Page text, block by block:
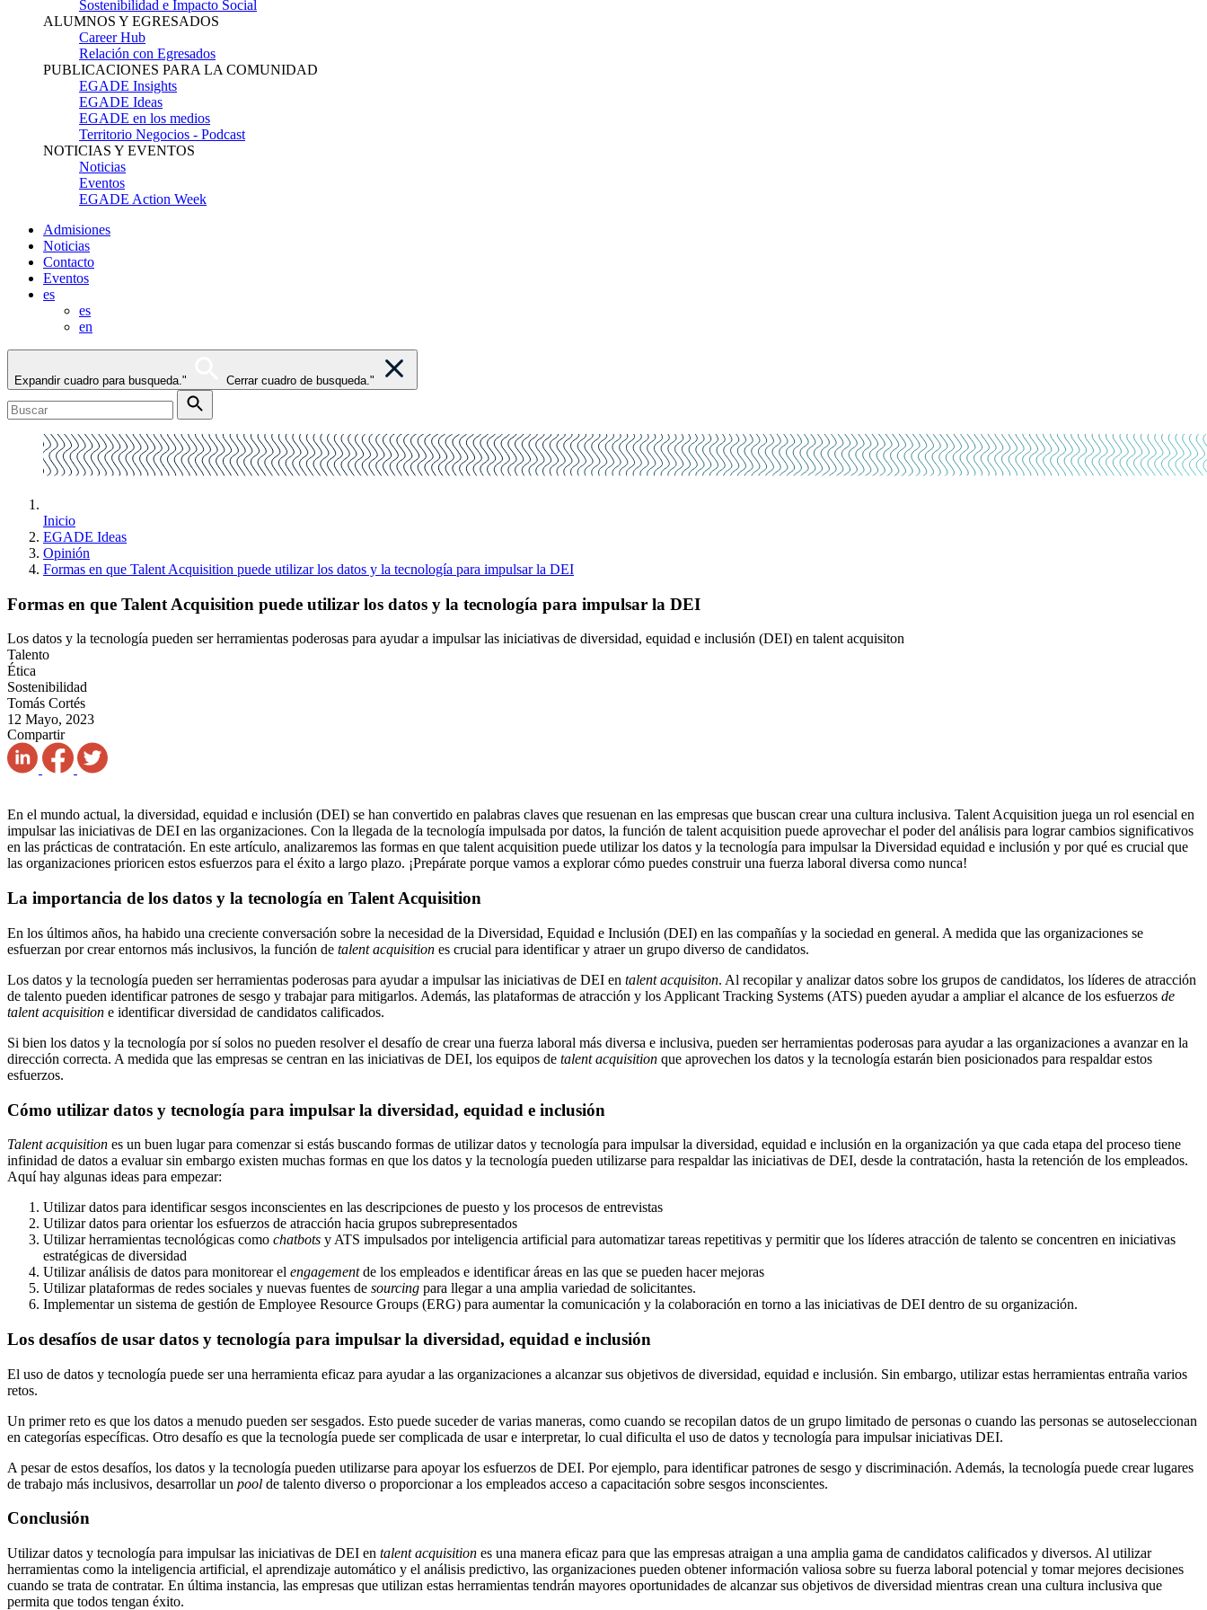
Sostenibilidad e Impacto Social
ALUMNOS Y EGRESADOS
Career Hub
Relación con Egresados
PUBLICACIONES PARA LA COMUNIDAD
EGADE Insights
EGADE Ideas
EGADE en los medios
Territorio Negocios - Podcast
NOTICIAS Y EVENTOS
Noticias
Eventos
EGADE Action Week
Admisiones
Noticias
Contacto
Eventos
es
es
en
Expandir cuadro para busqueda." Cerrar cuadro de busqueda."
Inicio
EGADE Ideas
Opinión
Formas en que Talent Acquisition puede utilizar los datos y la tecnología para impulsar la DEI
Formas en que Talent Acquisition puede utilizar los datos y la tecnología para impulsar la DEI
Los datos y la tecnología pueden ser herramientas poderosas para ayudar a impulsar las iniciativas de diversidad, equidad e inclusión (DEI) en talent acquisiton
Talento
Ética
Sostenibilidad
Tomás Cortés
12 Mayo, 2023
Compartir
En el mundo actual, la diversidad, equidad e inclusión (DEI) se han convertido en palabras claves que resuenan en las empresas que buscan crear una cultura inclusiva. Talent Acquisition juega un rol esencial en
impulsar las iniciativas de DEI en las organizaciones. Con la llegada de la tecnología impulsada por datos, la función de talent acquisition puede aprovechar el poder del análisis para lograr cambios significativos
en las prácticas de contratación. En este artículo, analizaremos las formas en que talent acquisition puede utilizar los datos y la tecnología para impulsar la Diversidad equidad e inclusión y por qué es crucial que
las organizaciones prioricen estos esfuerzos para el éxito a largo plazo. ¡Prepárate porque vamos a explorar cómo puedes construir una fuerza laboral diversa como nunca!
La importancia de los datos y la tecnología en Talent Acquisition
En los últimos años, ha habido una creciente conversación sobre la necesidad de la Diversidad, Equidad e Inclusión (DEI) en las compañías y la sociedad en general. A medida que las organizaciones se
esfuerzan por crear entornos más inclusivos, la función de talent acquisition es crucial para identificar y atraer un grupo diverso de candidatos.
Los datos y la tecnología pueden ser herramientas poderosas para ayudar a impulsar las iniciativas de DEI en talent acquisiton. Al recopilar y analizar datos sobre los grupos de candidatos, los líderes de atracción
de talento pueden identificar patrones de sesgo y trabajar para mitigarlos. Además, las plataformas de atracción y los Applicant Tracking Systems (ATS) pueden ayudar a ampliar el alcance de los esfuerzos de
talent acquisition e identificar diversidad de candidatos calificados.
Si bien los datos y la tecnología por sí solos no pueden resolver el desafío de crear una fuerza laboral más diversa e inclusiva, pueden ser herramientas poderosas para ayudar a las organizaciones a avanzar en la
dirección correcta. A medida que las empresas se centran en las iniciativas de DEI, los equipos de talent acquisition que aprovechen los datos y la tecnología estarán bien posicionados para respaldar estos
esfuerzos.
Cómo utilizar datos y tecnología para impulsar la diversidad, equidad e inclusión
Talent acquisition es un buen lugar para comenzar si estás buscando formas de utilizar datos y tecnología para impulsar la diversidad, equidad e inclusión en la organización ya que cada etapa del proceso tiene
infinidad de datos a evaluar sin embargo existen muchas formas en que los datos y la tecnología pueden utilizarse para respaldar las iniciativas de DEI, desde la contratación, hasta la retención de los empleados.
Aquí hay algunas ideas para empezar:
Utilizar datos para identificar sesgos inconscientes en las descripciones de puesto y los procesos de entrevistas
Utilizar datos para orientar los esfuerzos de atracción hacia grupos subrepresentados
Utilizar herramientas tecnológicas como chatbots y ATS impulsados por inteligencia artificial para automatizar tareas repetitivas y permitir que los líderes atracción de talento se concentren en iniciativas
estratégicas de diversidad
Utilizar análisis de datos para monitorear el engagementde los empleados e identificar áreas en las que se pueden hacer mejoras
Utilizar plataformas de redes sociales y nuevas fuentes de sourcing para llegar a una amplia variedad de solicitantes.
Implementar un sistema de gestión de Employee Resource Groups (ERG) para aumentar la comunicación y la colaboración en torno a las iniciativas de DEI dentro de su organización.
Los desafíos de usar datos y tecnología para impulsar la diversidad, equidad e inclusión
El uso de datos y tecnología puede ser una herramienta eficaz para ayudar a las organizaciones a alcanzar sus objetivos de diversidad, equidad e inclusión. Sin embargo, utilizar estas herramientas entraña varios
retos.
Un primer reto es que los datos a menudo pueden ser sesgados. Esto puede suceder de varias maneras, como cuando se recopilan datos de un grupo limitado de personas o cuando las personas se autoseleccionan
en categorías específicas. Otro desafío es que la tecnología puede ser complicada de usar e interpretar, lo cual dificulta el uso de datos y tecnología para impulsar iniciativas DEI.
A pesar de estos desafíos, los datos y la tecnología pueden utilizarse para apoyar los esfuerzos de DEI. Por ejemplo, para identificar patrones de sesgo y discriminación. Además, la tecnología puede crear lugares
de trabajo más inclusivos, desarrollar un pool de talento diverso o proporcionar a los empleados acceso a capacitación sobre sesgos inconscientes.
Conclusión
Utilizar datos y tecnología para impulsar las iniciativas de DEI en talent acquisition es una manera eficaz para que las empresas atraigan a una amplia gama de candidatos calificados y diversos. Al utilizar
herramientas como la inteligencia artificial, el aprendizaje automático y el análisis predictivo, las organizaciones pueden obtener información valiosa sobre su fuerza laboral potencial y tomar mejores decisiones
cuando se trata de contratar. En última instancia, las empresas que utilizan estas herramientas tendrán mayores oportunidades de alcanzar sus objetivos de diversidad mientras crean una cultura inclusiva que
permita que todos tengan éxito.